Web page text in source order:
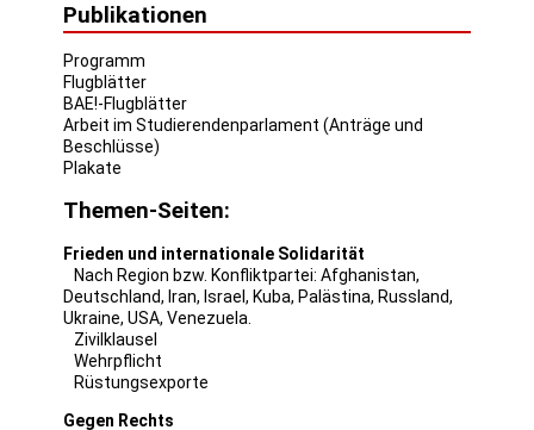
Publikationen
Programm
Flugblätter
BAE!-Flugblätter
Arbeit im Studierendenparlament (Anträge und
Beschlüsse)
Plakate
Themen-Seiten:
Frieden und internationale Solidarität
Nach Region bzw. Konfliktpartei: Afghanistan,
Deutschland, Iran, Israel , Kuba, Palästina, Russland,
Ukraine, USA, Venezuela
Zivilklausel
Wehrpflicht
Rüstungsexporte
Gegen Rechts